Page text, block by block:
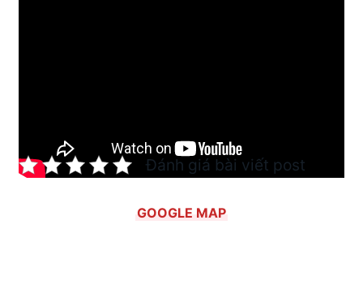
Đánh giá bài viết post
GOOGLE MAP